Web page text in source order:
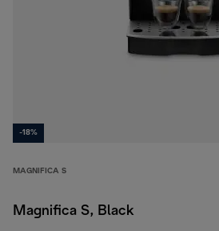
-18%
MAGNIFICA S
Magnifica S, Black